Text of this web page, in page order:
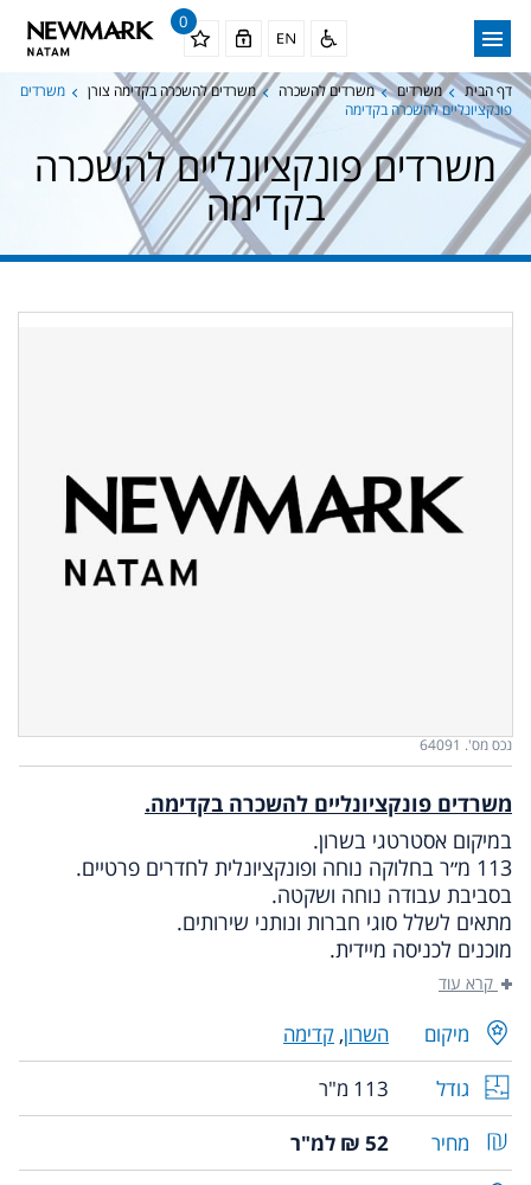
0
דף הבית משרדים משרדים להשכרה משרדים להשכרה בקדימה צורן
משרדים
פונקציונליים להשכרה בקדימה
משרדים פונקציונליים להשכרה
בקדימה
נכס מס'. 64091
משרדים פונקציונליים להשכרה בקדימה.
במיקום אסטרטגי בשרון.
113 מ״ר בחלוקה נוחה ופונקציונלית לחדרים פרטיים.
בסביבת עבודה נוחה ושקטה.
מתאים לשלל סוגי חברות ונותני שירותים.
מוכנים לכניסה מיידית.
מיקום השרון, קדימה
גודל
113 מ"ר
מחיר
52 ₪ למ"ר